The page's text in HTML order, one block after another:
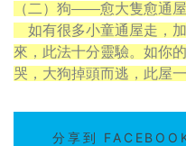
（二）狗——愈大隻愈通
如有很多小童通屋走，
來，此法十分靈驗。如你
哭，大狗掉頭而逃，此屋
分享到